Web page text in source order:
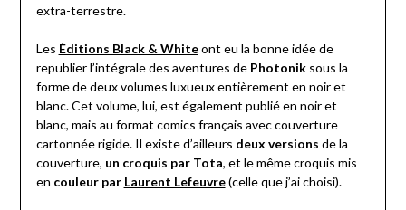
extra-terrestre.
Les Éditions Black & Whiteont eu la bonne idée de
republier l’intégrale des aventures de Photoniksous la
forme de deux volumes luxueux entièrement en noir et
blanc. Cet volume, lui, est également publié en noir et
blanc, mais au format comics français avec couverture
cartonnée rigide. Il existe d’ailleurs deux versions de la
couverture, un croquis par Tota, et le même croquis mis
en couleur par Laurent Lefeuvre(celle que j’ai choisi).